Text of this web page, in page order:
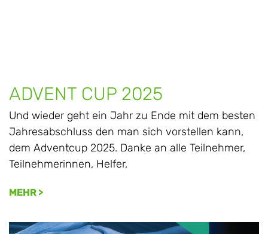
ADVENT CUP 2025
Und wieder geht ein Jahr zu Ende mit dem besten
Jahresabschluss den man sich vorstellen kann,
dem Adventcup 2025. Danke an alle Teilnehmer,
Teilnehmerinnen, Helfer,
MEHR >